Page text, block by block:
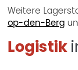
Weitere
op-den-Berg
Logistik